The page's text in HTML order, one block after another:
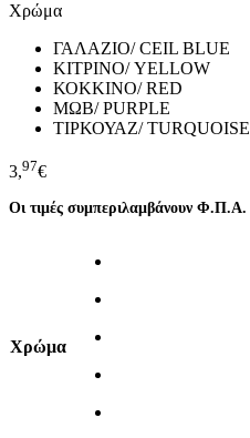
Χρώμα
ΓΑΛΑΖΙΟ/ CEIL BLUE
ΚΙΤΡΙΝΟ/ YELLOW
ΚΟΚΚΙΝΟ/ RED
ΜΩΒ/ PURPLE
ΤΙΡΚΟΥΑΖ/ TURQUOISE
3,97€
Οι τιμές συμπεριλαμβάνουν Φ.Π.Α.
Χρώμα